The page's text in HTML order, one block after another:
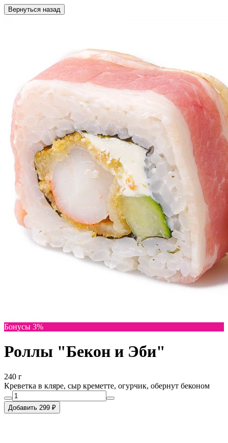
Вернуться назад
Бонусы 3%
Роллы "Бекон и Эби"
240 г
Креветка в кляре, сыр креметте, огурчик, обернут беконом
Добавить 299 ₽